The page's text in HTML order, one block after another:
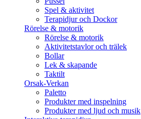
Spel & aktivitet
Terapidjur och Dockor
Rörelse & motorik
Rörelse & motorik
Aktivitetstavlor och trälek
Bollar
Lek & skapande
Taktilt
Orsak-Verkan
Paletto
Produkter med inspelning
Produkter med ljud och musik